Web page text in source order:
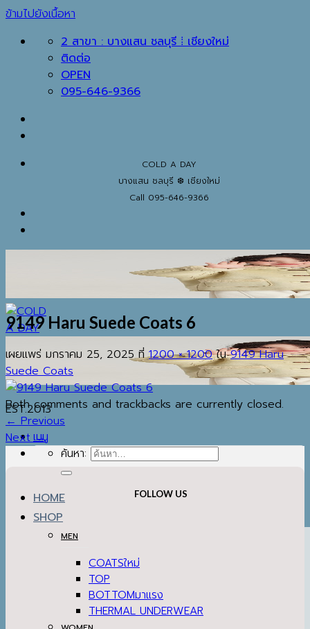
ข้ามไปยังเนื้อหา
2 สาขา : บางแสน ชลบุรี ⁞ เชียงใหม่
ติดต่อ
OPEN
095-646-9366
COLD A DAY
บางแสน ชลบุรี ❆ เชียงใหม่
Call 095-646-9366
EST.2013
เมนู
ค้นหา:
HOME
SHOP
MEN
COATS
TOP
BOTTOM
THERMAL UNDERWEAR
9149 Haru Suede Coats 6
เผยแพร่ มกราคม 25, 2025ที่1200 × 1200ใน9149 Haru
Suede Coats
Both comments and trackbacks are currently closed.
←Previous
Next→
FOLLOW US